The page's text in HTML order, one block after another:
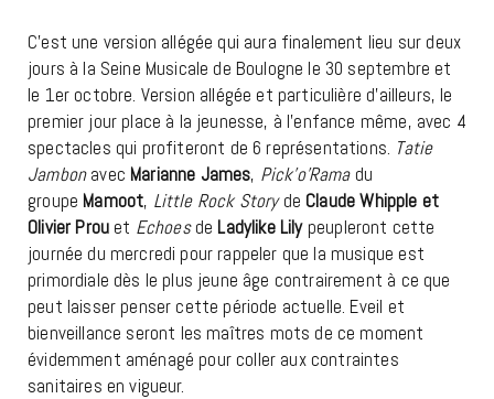
C’est une version allégée qui aura finalement lieu sur deux
jours à la Seine Musicale de Boulogne le 30 septembre et
le 1er octobre. Version allégée et particulière d’ailleurs, le
premier jour place à la jeunesse, à l’enfance même, avec 4
spectacles qui profiteront de 6 représentations. Tatie
Jambonavec Marianne James, Pick’o’Rama du
groupe Mamoot, Little Rock Storyde Claude Whipple et
Olivier Prou et Echoesde Ladylike Lilypeupleront cette
journée du mercredi pour rappeler que la musique est
primordiale dès le plus jeune âge contrairement à ce que
peut laisser penser cette période actuelle. Eveil et
bienveillance seront les maîtres mots de ce moment
évidemment aménagé pour coller aux contraintes
sanitaires en vigueur.